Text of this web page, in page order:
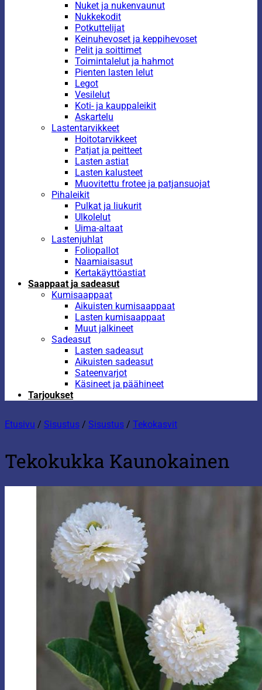
Nuket ja nukenvaunut
Nukkekodit
Potkuttelijat
Keinuhevoset ja keppihevoset
Pelit ja soittimet
Toimintalelut ja hahmot
Pienten lasten lelut
Legot
Vesilelut
Koti- ja kauppaleikit
Askartelu
Lastentarvikkeet
Hoitotarvikkeet
Patjat ja peitteet
Lasten astiat
Lasten kalusteet
Muovitettu frotee ja patjansuojat
Pihaleikit
Pulkat ja liukurit
Ulkolelut
Uima-altaat
Lastenjuhlat
Foliopallot
Naamiaisasut
Kertakäyttöastiat
Saappaat ja sadeasut
Kumisaappaat
Aikuisten kumisaappaat
Lasten kumisaappaat
Muut jalkineet
Sadeasut
Lasten sadeasut
Aikuisten sadeasut
Sateenvarjot
Käsineet ja päähineet
Tarjoukset
Etusivu / Sisustus / Sisustus / Tekokasvit
Tekokukka Kaunokainen